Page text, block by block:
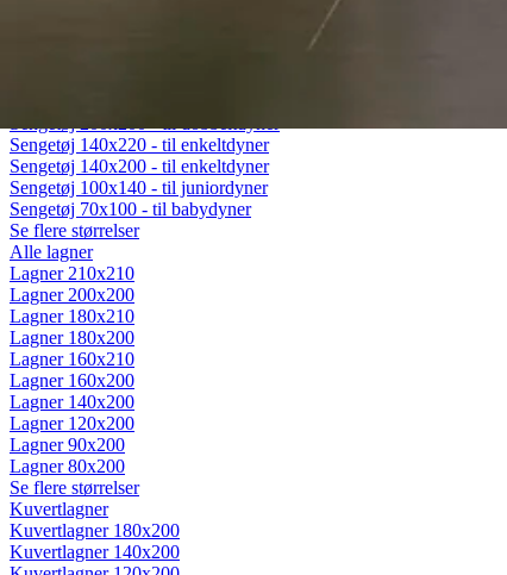
Sengetøj 140x220 - til enkeltdyner
Sengetøj 140x200 - til enkeltdyner
Sengetøj 100x140 - til juniordyner
Sengetøj 70x100 - til babydyner
Se flere størrelser
Alle lagner
Lagner 210x210
Lagner 200x200
Lagner 180x210
Lagner 180x200
Lagner 160x210
Lagner 160x200
Lagner 140x200
Lagner 120x200
Lagner 90x200
Lagner 80x200
Se flere størrelser
Kuvertlagner
Kuvertlagner 180x200
Kuvertlagner 140x200